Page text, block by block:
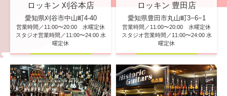
ロッキン 刈谷本店
愛知県刈谷市中山町4-40
営業時間／11:00〜20:00 水曜定休
スタジオ営業時間／11:00〜24:00 水
曜定休
ロッキン 豊田店
愛知県豊田市丸山町3−6−1
営業時間／11:00〜20:00 水曜定休
スタジオ営業時間／11:00〜24:00 水
曜定休